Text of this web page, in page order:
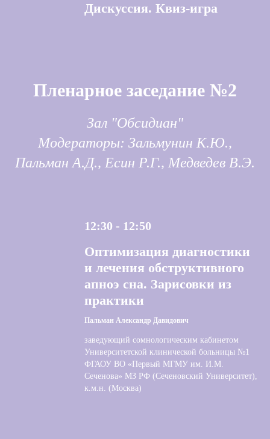
Дискуссия. Квиз-игра
Пленарное заседание №2
Зал "Обсидиан"
Модераторы: Зальмунин К.Ю.,
Пальман А.Д., Есин Р.Г., Медведев В.Э.
12:30 - 12:50
Оптимизация диагностики
и лечения обструктивного
апноэ сна. Зарисовки из
практики
Пальман Александр Давидович
заведующий сомнологическим кабинетом
Университетской клинической больницы №1
ФГАОУ ВО «Первый МГМУ им. И.М.
Сеченова» МЗ РФ (Сеченовский Университет),
к.м.н. (Москва)